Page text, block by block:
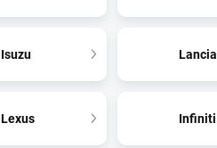
Isuzu Lancia
Lexus Infiniti